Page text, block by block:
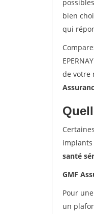
bien
qui
de votre
implants
santé
GMF
Pour une
un